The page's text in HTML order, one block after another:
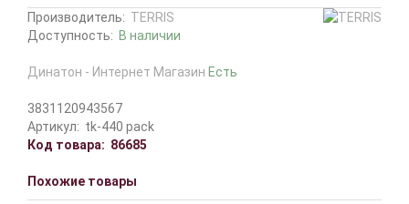
Производитель: TERRIS
Доступность: В наличии
Динатон - Интернет Магазин Есть
3831120943567
Артикул: tk-440 pack
Код товара: 86685
Похожие товары